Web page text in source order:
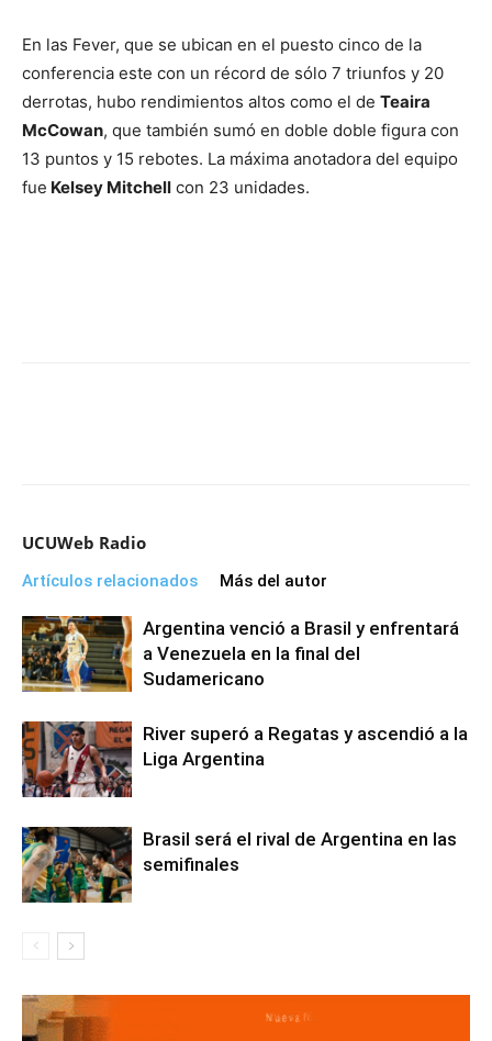
En las Fever, que se ubican en el puesto cinco de la
conferencia este con un récord de sólo 7 triunfos y 20
derrotas, hubo rendimientos altos como el de Teaira
McCowan, que también sumó en doble doble figura con
13 puntos y 15 rebotes. La máxima anotadora del equipo
fue Kelsey Mitchell con 23 unidades.
UCUWeb Radio
Artículos relacionados Más del autor
Argentina venció a Brasil y enfrentará
a Venezuela en la final del
Sudamericano
River superó a Regatas y ascendió a la
Liga Argentina
Brasil será el rival de Argentina en las
semifinales